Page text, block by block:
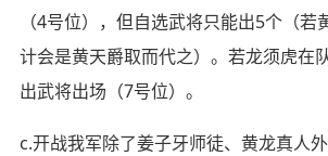
（4号位），但自选武将只能出5个（若
计会是黄天爵取而代之）。若龙须虎在
出武将出场（7号位）。
c.开战我军除了姜子牙师徒、黄龙真人